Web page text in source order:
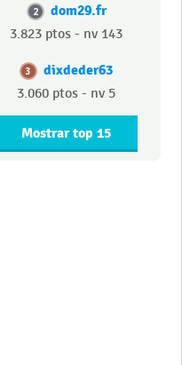
2 dom29.fr
3.823 ptos - nv 143
3 dixdeder63
3.060 ptos - nv 5
Mostrar top 15